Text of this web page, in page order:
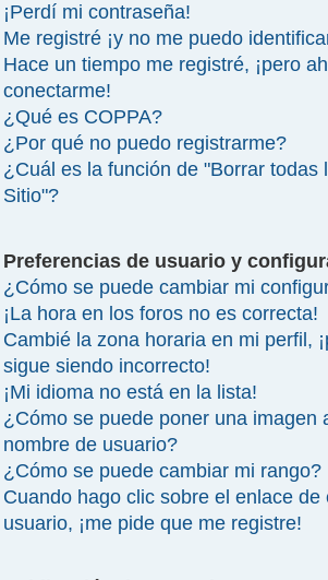
¡Perdí mi contraseña!
Me registré ¡y no me puedo
Hace un tiempo me registré, ¡pero
conectarme!
¿Qué es COPPA?
¿Por qué no puedo registrarme?
¿Cuál es la función de "Borrar todas
Sitio"?
Preferencias de usuario y
¿Cómo se puede cambiar mi
¡La hora en los foros no es correcta!
Cambié la zona horaria en mi perfil,
sigue siendo incorrecto!
¡Mi idioma no está en la lista!
¿Cómo se puede poner una imagen
nombre de usuario?
¿Cómo se puede cambiar mi rango?
Cuando hago clic sobre el enlace de
usuario, ¡me pide que me registre!